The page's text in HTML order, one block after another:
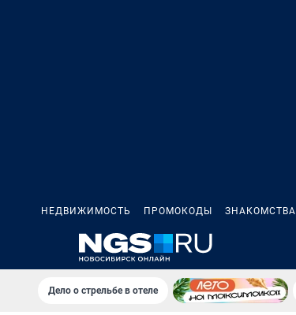
НЕДВИЖИМОСТЬ ПРОМОКОДЫ ЗНАКОМСТВА
Дело о стрельбе в отеле